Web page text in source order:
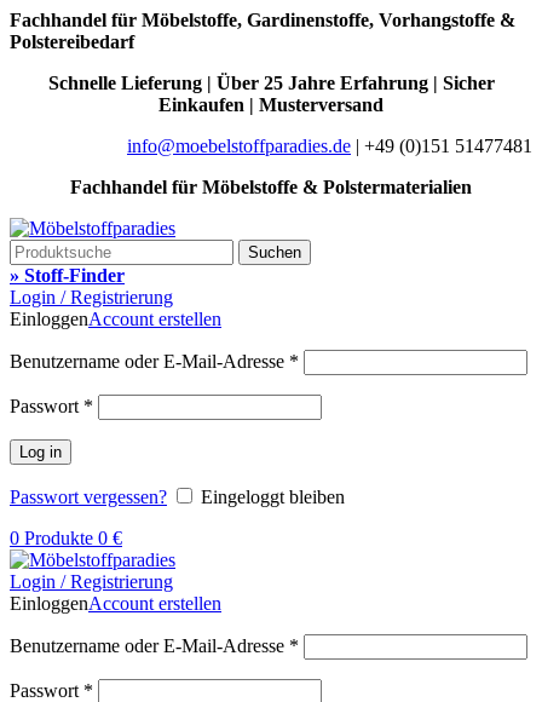
Fachhandel für Möbelstoffe, Gardinenstoffe, Vorhangstoffe &
Polstereibedarf
Schnelle Lieferung | Über 25 Jahre Erfahrung | Sicher
Einkaufen | Musterversand
info@moebelstoffparadies.de | +49 (0)151 51477481
Fachhandel für Möbelstoffe & Polstermaterialien
Suchen
» Stoff-Finder
Login / Registrierung
EinloggenAccount erstellen
Benutzername oder E-Mail-Adresse *
Passwort *
Log in
Passwort vergessen?
Eingeloggt bleiben
0 Produkte 0 €
Login / Registrierung
EinloggenAccount erstellen
Benutzername oder E-Mail-Adresse *
Passwort *